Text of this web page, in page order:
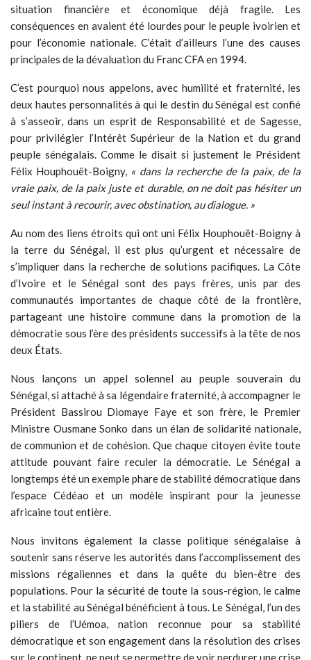
situation financière et économique déjà fragile. Les
conséquences en avaient été lourdes pour le peuple ivoirien et
pour l’économie nationale. C’était d’ailleurs l’une des causes
principales de la dévaluation du Franc CFA en 1994.
C’est pourquoi nous appelons, avec humilité et fraternité, les
deux hautes personnalités à qui le destin du Sénégal est confié
à s’asseoir, dans un esprit de Responsabilité et de Sagesse,
pour privilégier l’Intérêt Supérieur de la Nation et du grand
peuple sénégalais. Comme le disait si justement le Président
Félix Houphouët-Boigny, « dans la recherche de la paix, de la
vraie paix, de la paix juste et durable, on ne doit pas hésiter un
seul instant à recourir, avec obstination, au dialogue. »
Au nom des liens étroits qui ont uni Félix Houphouët-Boigny à
la terre du Sénégal, il est plus qu’urgent et nécessaire de
s’impliquer dans la recherche de solutions pacifiques. La Côte
d’Ivoire et le Sénégal sont des pays frères, unis par des
communautés importantes de chaque côté de la frontière,
partageant une histoire commune dans la promotion de la
démocratie sous l’ère des présidents successifs à la tête de nos
deux États.
Nous lançons un appel solennel au peuple souverain du
Sénégal, si attaché à sa légendaire fraternité, à accompagner le
Président Bassirou Diomaye Faye et son frère, le Premier
Ministre Ousmane Sonko dans un élan de solidarité nationale,
de communion et de cohésion. Que chaque citoyen évite toute
attitude pouvant faire reculer la démocratie. Le Sénégal a
longtemps été un exemple phare de stabilité démocratique dans
l’espace Cédéao et un modèle inspirant pour la jeunesse
africaine tout entière.
Nous invitons également la classe politique sénégalaise à
soutenir sans réserve les autorités dans l’accomplissement des
missions régaliennes et dans la quête du bien-être des
populations. Pour la sécurité de toute la sous-région, le calme
et la stabilité au Sénégal bénéficient à tous. Le Sénégal, l’un des
piliers de l’Uémoa, nation reconnue pour sa stabilité
démocratique et son engagement dans la résolution des crises